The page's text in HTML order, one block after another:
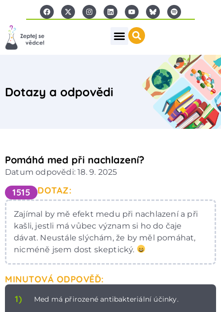
Dotazy a odpovědi
Pomáhá med při nachlazení?
Datum odpovědi: 18. 9. 2025
1515 DOTAZ:
Zajímal by mě efekt medu při nachlazení a při
kašli, jestli má vůbec význam si ho do čaje
dávat. Neustále slýchám, že by měl pomáhat,
nicméně jsem dost skeptický.
MINUTOVÁ ODPOVĚĎ:
1)
Med má přirozené antibakteriální účinky.